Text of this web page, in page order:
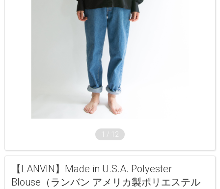
1 / 12
【LANVIN】Made in U.S.A. Polyester
Blouse（ランバン アメリカ製ポリエステル